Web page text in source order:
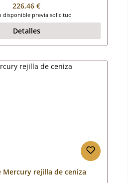
Precio normal:
226,46 €
disponible previa solicitud
Detalles
Mercury rejilla de ceniza